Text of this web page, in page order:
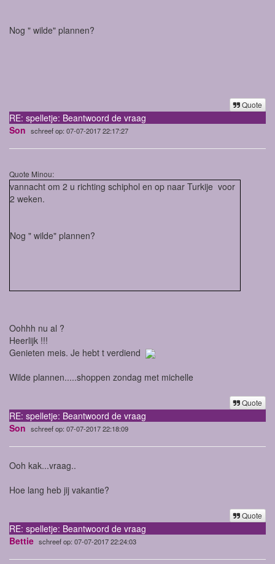
Nog " wilde" plannen?
Quote
RE: spelletje: Beantwoord de vraag
Son schreef op: 07-07-2017 22:17:27
Quote Minou:
vannacht om 2 u richting schiphol en op naar Turkije voor
2 weken.
Nog " wilde" plannen?
Oohhh nu al ?
Heerlijk !!!
Genieten meis. Je hebt t verdiend
Wilde plannen.....shoppen zondag met michelle
Quote
RE: spelletje: Beantwoord de vraag
Son schreef op: 07-07-2017 22:18:09
Ooh kak...vraag..
Hoe lang heb jij vakantie?
Quote
RE: spelletje: Beantwoord de vraag
Bettie schreef op: 07-07-2017 22:24:03